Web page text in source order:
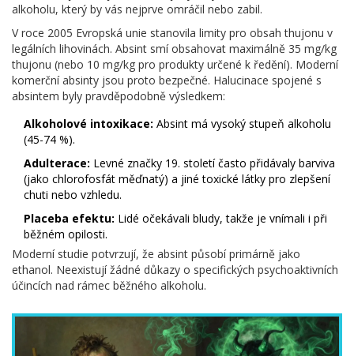
alkoholu, který by vás nejprve omráčil nebo zabil.
V roce 2005 Evropská unie stanovila limity pro obsah thujonu v
legálních lihovinách. Absint smí obsahovat maximálně 35 mg/kg
thujonu (nebo 10 mg/kg pro produkty určené k ředění). Moderní
komerční absinty jsou proto bezpečné. Halucinace spojené s
absintem byly pravděpodobně výsledkem:
Alkoholové intoxikace: Absint má vysoký stupeň alkoholu
(45-74 %).
Adulterace: Levné značky 19. století často přidávaly barviva
(jako chlorofosfát měďnatý) a jiné toxické látky pro zlepšení
chuti nebo vzhledu.
Placeba efektu: Lidé očekávali bludy, takže je vnímali i při
běžném opilosti.
Moderní studie potvrzují, že absint působí primárně jako
ethanol. Neexistují žádné důkazy o specifických psychoaktivních
účincích nad rámec běžného alkoholu.